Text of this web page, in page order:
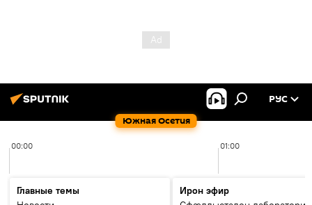
Южная Осетия
РУС
00:00 01:00
Главные темы
Ирон эфир